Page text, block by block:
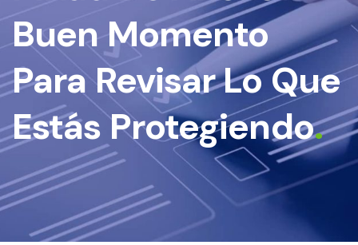
Buen Momento
Para Revisar Lo Que
Estás Protegiendo.